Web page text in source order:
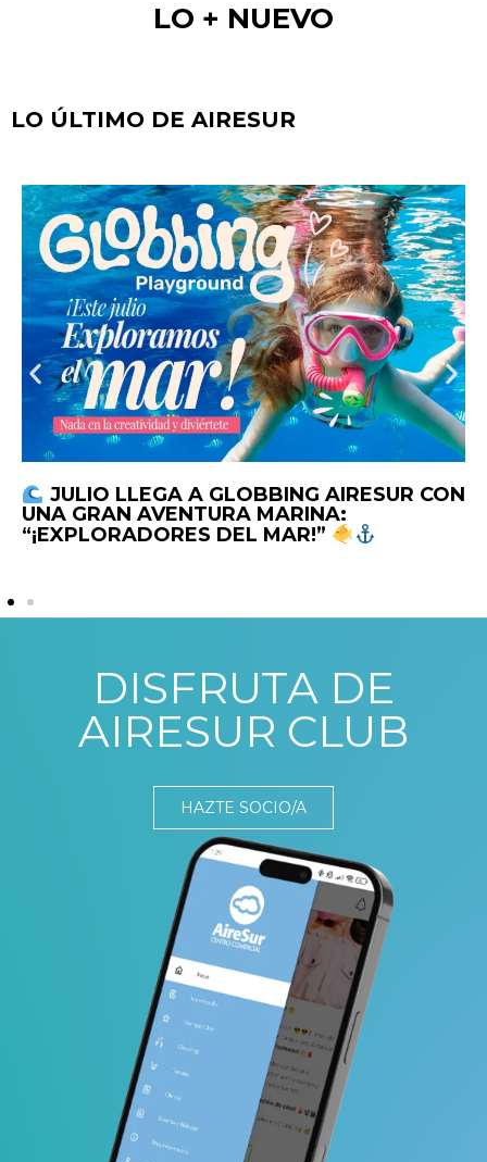
LO + NUEVO
LO ÚLTIMO DE AIRESUR
JULIO LLEGA A GLOBBING AIRESUR CON
UNA GRAN AVENTURA MARINA:
“¡EXPLORADORES DEL MAR!”
DISFRUTA DE
AIRESUR CLUB
HAZTE SOCIO/A